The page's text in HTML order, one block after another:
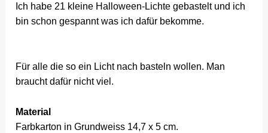
Ich habe 21 kleine Halloween-Lichte gebastelt und ich
bin schon gespannt was ich dafür bekomme.
Für alle die so ein Licht nach basteln wollen. Man
braucht dafür nicht viel.
Material
Farbkarton in Grundweiss 14,7 x 5 cm.